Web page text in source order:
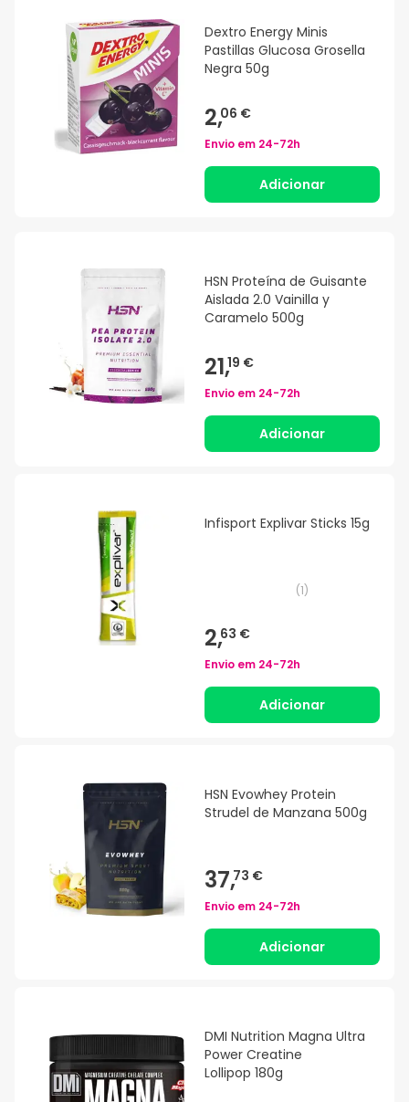
Dextro Energy Minis
Pastillas Glucosa Grosella
Negra 50g
2,06 €
Envio em 24-72h
Adicionar
HSN Proteína de Guisante
Aislada 2.0 Vainilla y
Caramelo 500g
21,19 €
Envio em 24-72h
Adicionar
Infisport Explivar Sticks 15g
(1)
2,63 €
Envio em 24-72h
Adicionar
HSN Evowhey Protein
Strudel de Manzana 500g
37,73 €
Envio em 24-72h
Adicionar
DMI Nutrition Magna Ultra
Power Creatine
Lollipop 180g